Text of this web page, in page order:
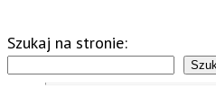
Szukaj na stronie: